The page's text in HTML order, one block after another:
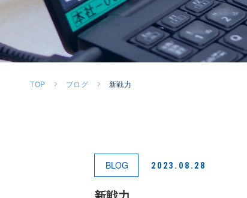
TOP ブログ 新戦力
BLOG 2023.08.28